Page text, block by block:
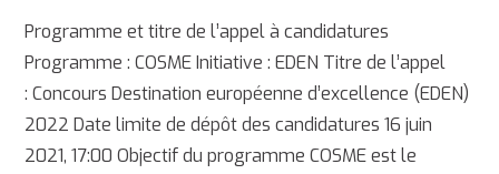
Programme et titre de l’appel à candidatures
Programme : COSME Initiative : EDEN Titre de l’appel
: Concours Destination européenne d’excellence (EDEN)
2022 Date limite de dépôt des candidatures 16 juin
2021, 17:00 Objectif du programme COSME est le